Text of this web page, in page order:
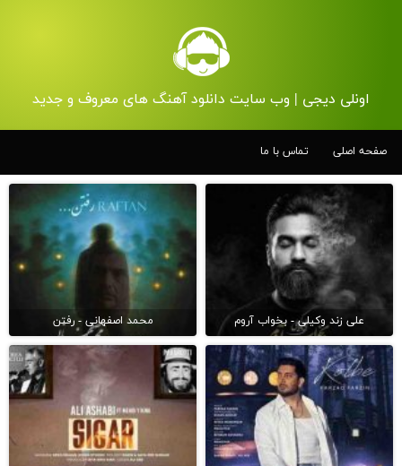
اونلی دیجی | وب سایت دانلود آهنگ های معروف و جدید
صفحه اصلی تماس با ما
علی زند وکیلی - بخواب آروم محمد اصفهانی - رفتن